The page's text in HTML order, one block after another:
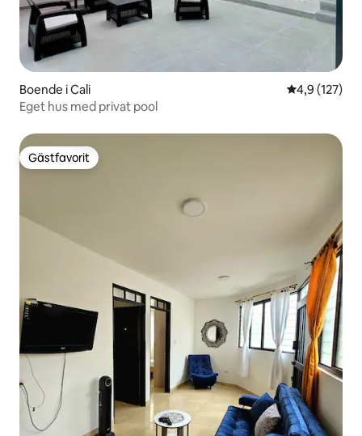
Boende i Cali 4,9 av 5 i
4,9 (127)
Eget hus med privat pool
Gästfavorit
Gästfavorit